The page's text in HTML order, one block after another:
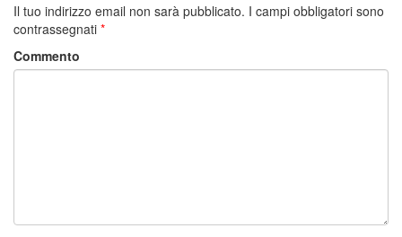
Il tuo indirizzo email non sarà pubblicato. I campi obbligatori sono
contrassegnati *
Commento